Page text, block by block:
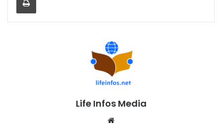
Life Infos Media